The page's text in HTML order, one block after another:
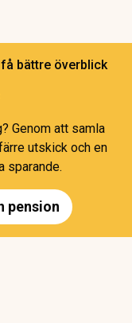
bättre överblick
Genom att samla
utskick och en
sparande.
pension